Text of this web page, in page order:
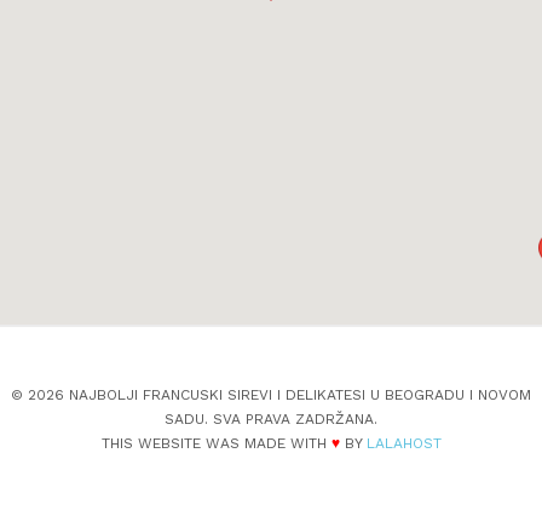
© 2026 NAJBOLJI FRANCUSKI SIREVI I DELIKATESI U BEOGRADU I NOVOM
SADU. SVA PRAVA ZADRŽANA.
THIS WEBSITE WAS MADE WITH ♥BY LALAHOST